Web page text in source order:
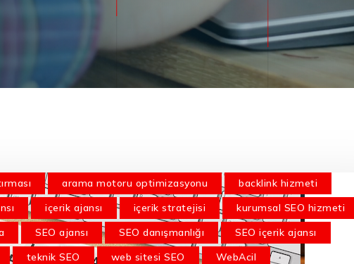
arama motoru optimizasyonu
backlink hizmeti
içerik ajansı içerik stratejisi
kurumsal SEO hizmeti
SEO ajansı SEO danışmanlığı
SEO içerik ajansı
teknik SEO web sitesi SEO WebAcil